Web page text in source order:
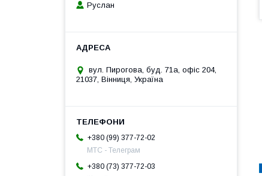
Руслан
вул. Пирогова, буд. 71а, офіс 204,
21037, Вінниця, Україна
+380 (99) 377-72-02
МТС - Телеграм
+380 (73) 377-72-03